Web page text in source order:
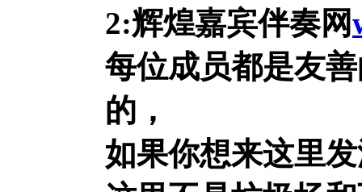
2:辉煌嘉宾伴奏网
每位成员都是友
的，
如果你想来这里